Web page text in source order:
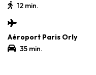
12 min.
Aéroport Paris Orly
35 min.